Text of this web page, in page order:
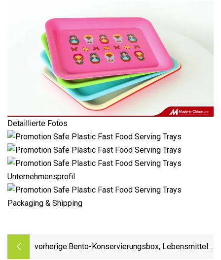
Detaillierte Fotos
Unternehmensprofil
Packaging & Shipping
vorherige:Bento-Konservierungsbox, Lebensmittel-